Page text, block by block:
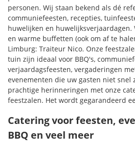
personen. Wij staan bekend als dé
communiefeesten, recepties,
huwelijken en huwelijksverjaardagen.
en warme buffetten (ook om af te
Limburg: Traiteur Nico. Onze
tuin zijn ideaal voor BBQ's,
verjaardagsfeesten, vergaderingen
evenementen die uw gasten niet snel
prachtige herinneringen met onze
feestzalen. Het wordt gegarandeerd
Catering voor feesten,
BBQ en veel meer